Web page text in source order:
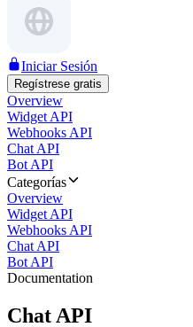
Iniciar Sesión
Regístrese gratis
Overview
Widget API
Webhooks API
Chat API
Bot API
Categorías
Overview
Widget API
Webhooks API
Chat API
Bot API
Documentation
Chat API